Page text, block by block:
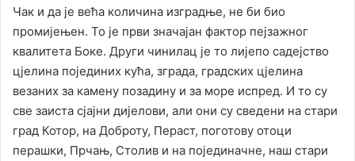
Чак и да је већа количина изградње, не би био
промијењен. То је први значајан фактор пејзажног
квалитета Боке. Други чинилац је то лијепо садејство
цјелина појединих кућа, зграда, градских цјелина
везаних за камену позадину и за море испред. И то су
све заиста сјајни дијелови, али они су сведени на стари
град Котор, на Доброту, Пераст, поготову отоци
перашки, Прчањ, Столив и на појединачне, наш стари